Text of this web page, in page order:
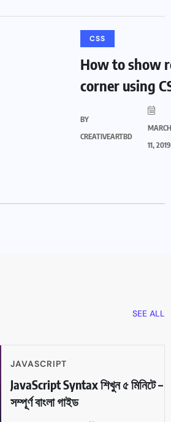
CSS
How to show
corner using
BY
CREATIVEARTBD
MARCH
11, 2019
SEE ALL
JAVASCRIPT
JavaScript Syntax শিখুন ৫ মিনিটে –
সম্পূর্ণ বাংলা গাইড